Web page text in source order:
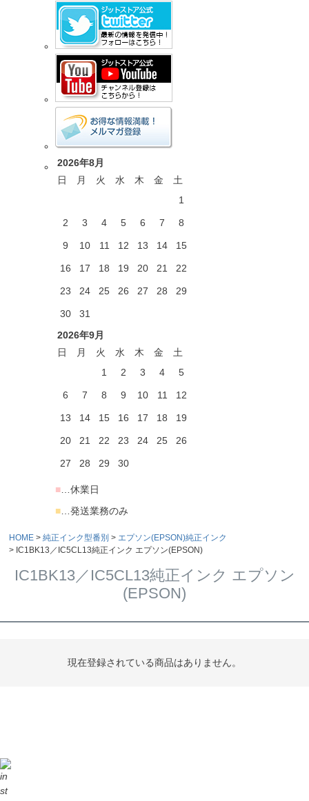
2026年8月
日
月 火 水 木 金
土
1
2 3 4 5 6 7 8
9 10 11 12 13 14 15
16 17 18 19 20 21 22
23 24 25 26 27 28 29
30
31
2026年9月
日
月 火 水 木 金
土
1
2 3 4 5
6 7 8 9 10 11 12
13 14 15 16 17 18 19
20 21 22 23 24 25 26
27 28 29 30
■ …休業日
■ …発送業務のみ
HOME 純正インク型番別
エプソン(EPSON)純正インク
IC1BK13／IC5CL13純正インク エプソン(EPSON)
IC1BK13／IC5CL13純正インク エプソン
(EPSON)
現在登録されている商品はありません。